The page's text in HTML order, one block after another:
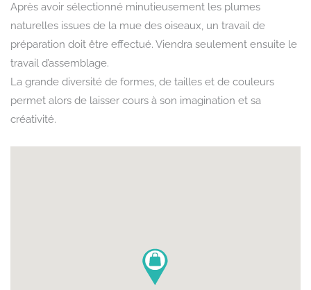
Rechercher
Après avoir sélectionné minutieusement les plumes
naturelles issues de la mue des oiseaux, un travail de
préparation doit être effectué. Viendra seulement ensuite le
travail d’assemblage.
La grande diversité de formes, de tailles et de couleurs
permet alors de laisser cours à son imagination et sa
créativité.